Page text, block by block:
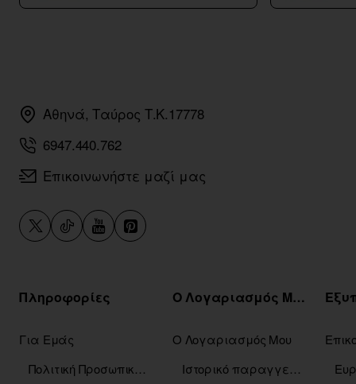
Αθηνά, Ταύρος Τ.Κ.17778
6947.440.762
Επικοινωνήστε μαζί μας
Πληροφορίες
Για Εμάς
Πολιτική Προσωπικών Δεδομένων
Ο Λογαριασμός Μου
Ο Λογαριασμός Μου
Ιστορικό παραγγελιών